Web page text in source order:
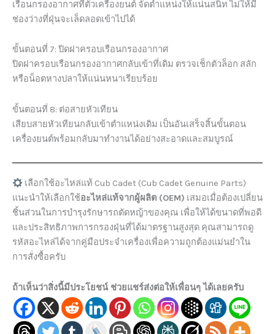
เรือนกรองอากาศที่ตัวเครื่องยนต์ จัดตำแหน่งให้แน่นสนิท ไม่ให้มี
ช่องว่างที่ฝุ่นจะเล็ดลอดเข้าไปได้
ขั้นตอนที่ 7: ปิดฝาครอบเรือนกรองอากาศ
ปิดฝาครอบเรือนกรองอากาศกลับเข้าที่เดิม ตรวจเช็กตัวล็อก สลัก
หรือน็อตหางปลาให้แน่นหนาเรียบร้อย
ขั้นตอนที่ 8: ต่อสายหัวเทียน
เสียบสายหัวเทียนกลับเข้าตำแหน่งเดิม เป็นอันเสร็จสิ้นขั้นตอน
เครื่องยนต์พร้อมกลับมาทำงานได้อย่างสะอาดและสมบูรณ์
เลือกใช้อะไหล่แท้ Cub Cadet (Cub Cadet Genuine Parts)
แนะนำให้เลือกใช้อะไหล่แท้จากผู้ผลิต (OEM) เสมอเมื่อต้องเปลี่ยน
ชิ้นส่วนในการบำรุงรักษารถตัดหญ้าของคุณ เพื่อให้ได้ขนาดที่พอดี
และประสิทธิภาพการกรองฝุ่นที่ได้มาตรฐานสูงสุด คุณสามารถดู
รหัสอะไหล่ได้จากคู่มือประจำเครื่องเพื่อความถูกต้องแม่นยำใน
การสั่งซื้อครับ
ถ้าเห็นว่าสิ่งนี้มีประโยชน์ ช่วยแชร์ส่งต่อให้เพื่อนๆ ได้เลยครับ